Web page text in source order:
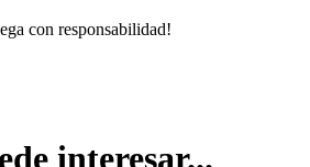
con responsabilidad!
interesar...